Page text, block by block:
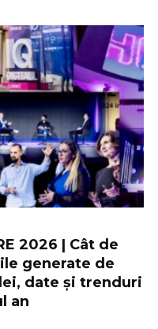
2026 | Cât de
generate de
date și trenduri
an